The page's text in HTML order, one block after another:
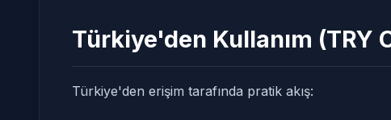
Türkiye'den Kullanım (TRY
Türkiye'den erişim tarafında pratik akış: